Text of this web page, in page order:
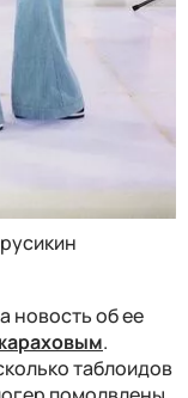
новость об ее
.
таблоидов